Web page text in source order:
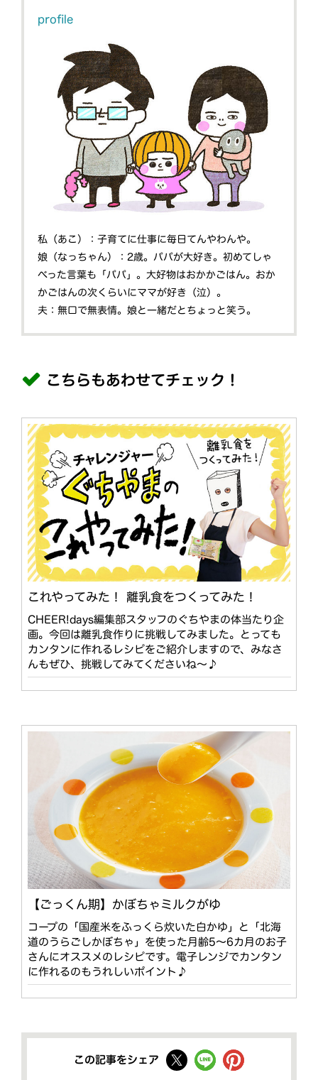
profile
私（あこ）：子育てに仕事に毎日てんやわんや。
娘（なっちゃん）：2歳。パパが大好き。初めてしゃ
べった言葉も「パパ」。大好物はおかかごはん。おか
かごはんの次くらいにママが好き（泣）。
夫：無口で無表情。娘と一緒だとちょっと笑う。
こちらもあわせてチェック！
これやってみた！ 離乳食をつくってみた！
CHEER!days編集部スタッフのぐちやまの体当たり企
画。今回は離乳食作りに挑戦してみました。とっても
カンタンに作れるレシピをご紹介しますので、みなさ
んもぜひ、挑戦してみてくださいね〜♪
【ごっくん期】かぼちゃミルクがゆ
コープの「国産米をふっくら炊いた白かゆ」と「北海
道のうらごしかぼちゃ」を使った月齢5〜6カ月のお子
さんにオススメのレシピです。電子レンジでカンタン
に作れるのもうれしいポイント♪
この記事をシェア